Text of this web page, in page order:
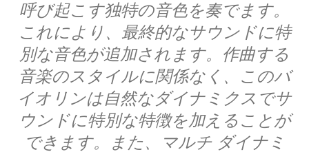
呼び起こす独特の音色を奏でます。
これにより、最終的なサウンドに特
別な音色が追加されます。作曲する
音楽のスタイルに関係なく、このバ
イオリンは自然なダイナミクスでサ
ウンドに特別な特徴を加えることが
できます。また、マルチ ダイナミ